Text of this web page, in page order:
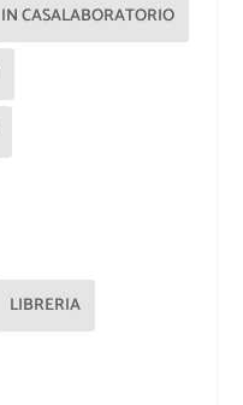
IN CASALABORATORIO
LIBRERIA